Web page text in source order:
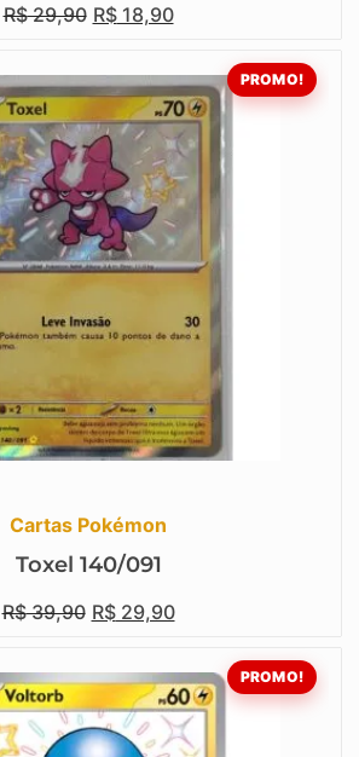
R$29,90 R$18,90
PROMO!
Cartas Pokémon
Toxel 140/091
R$39,90 R$29,90
PROMO!